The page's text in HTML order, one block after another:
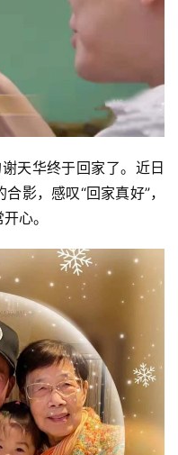
天华终于回家了。近日
影，感叹“回家真好”，
心。